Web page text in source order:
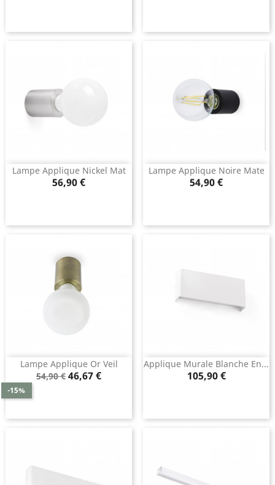
Lampe Applique Nickel Mat
Prix
56,90 €
Lampe Applique Noire Mate
Prix
54,90 €
Lampe Applique Or Veil
Prix
54,90 €
-15%
Prix
46,67 €
Applique Murale Blanche En...
Prix
105,90 €